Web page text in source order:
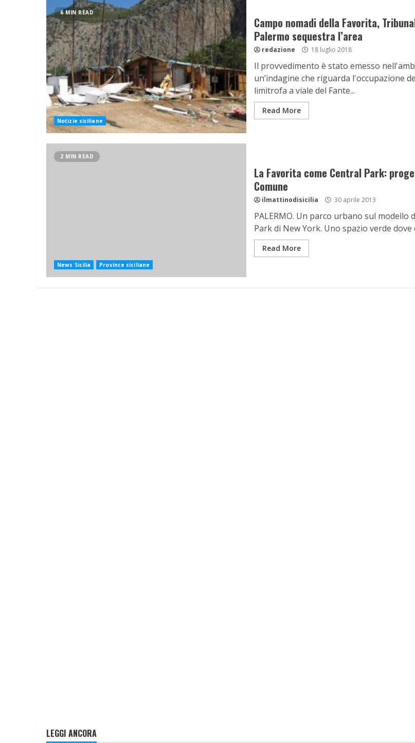
6 MIN READ
Notizie siciliane
Campo nomadi della Favorita,
Palermo sequestra l’area
redazione 18 luglio 2018
Il provvedimento è stato emesso
un’indagine che riguarda l'occupazione
limitrofa a viale del Fante...
Read More
2 MIN READ
News Sicilia Province siciliane
La Favorita come Central Park:
Comune
ilmattinodisicilia 30 aprile 2013
PALERMO. Un parco urbano sul modello
Park di New York. Uno spazio verde dove
Read More
LEGGI ANCORA